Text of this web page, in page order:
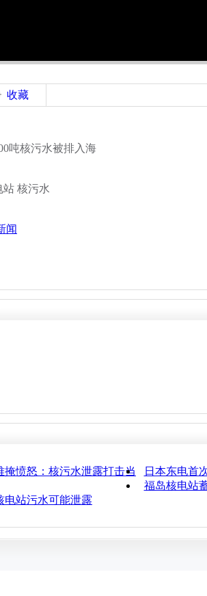
收藏
核污水被排入海
站 核污水
闻
掩愤怒：核污水泄露打击当
日本东电首
福岛核电站
电站污水可能泄露